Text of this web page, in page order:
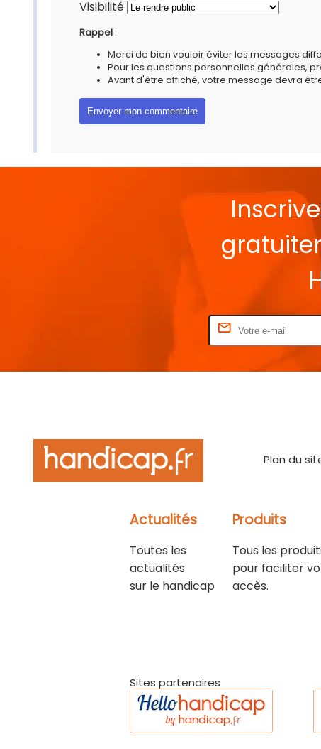
Visibilité
Rappel :
Merci de bien vouloir éviter les messages
Pour les questions personnelles générales,
Avant d'être affiché, votre message devra
Plan du
Actualités
Toutes les
actualités
sur le handicap
Produits
Tous les
pour faciliter
accès.
Sites partenaires